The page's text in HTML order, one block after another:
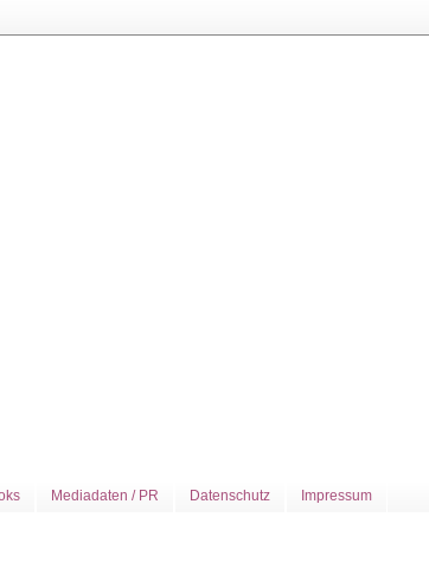
Mediadaten / PR Datenschutz Impressum